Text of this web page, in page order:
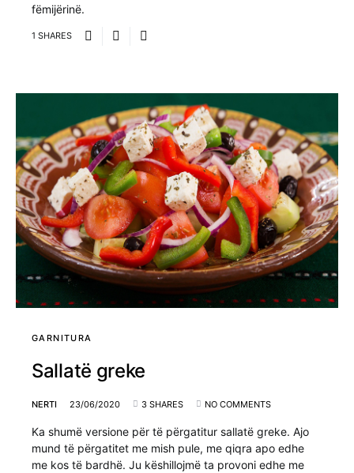
fëmijërinë.
1 SHARES
GARNITURA
Sallatë greke
NERTI 23/06/2020 3 SHARES NO COMMENTS
Ka shumë versione për të përgatitur sallatë greke. Ajo
mund të përgatitet me mish pule, me qiqra apo edhe
me kos të bardhë. Ju këshillojmë ta provoni edhe me